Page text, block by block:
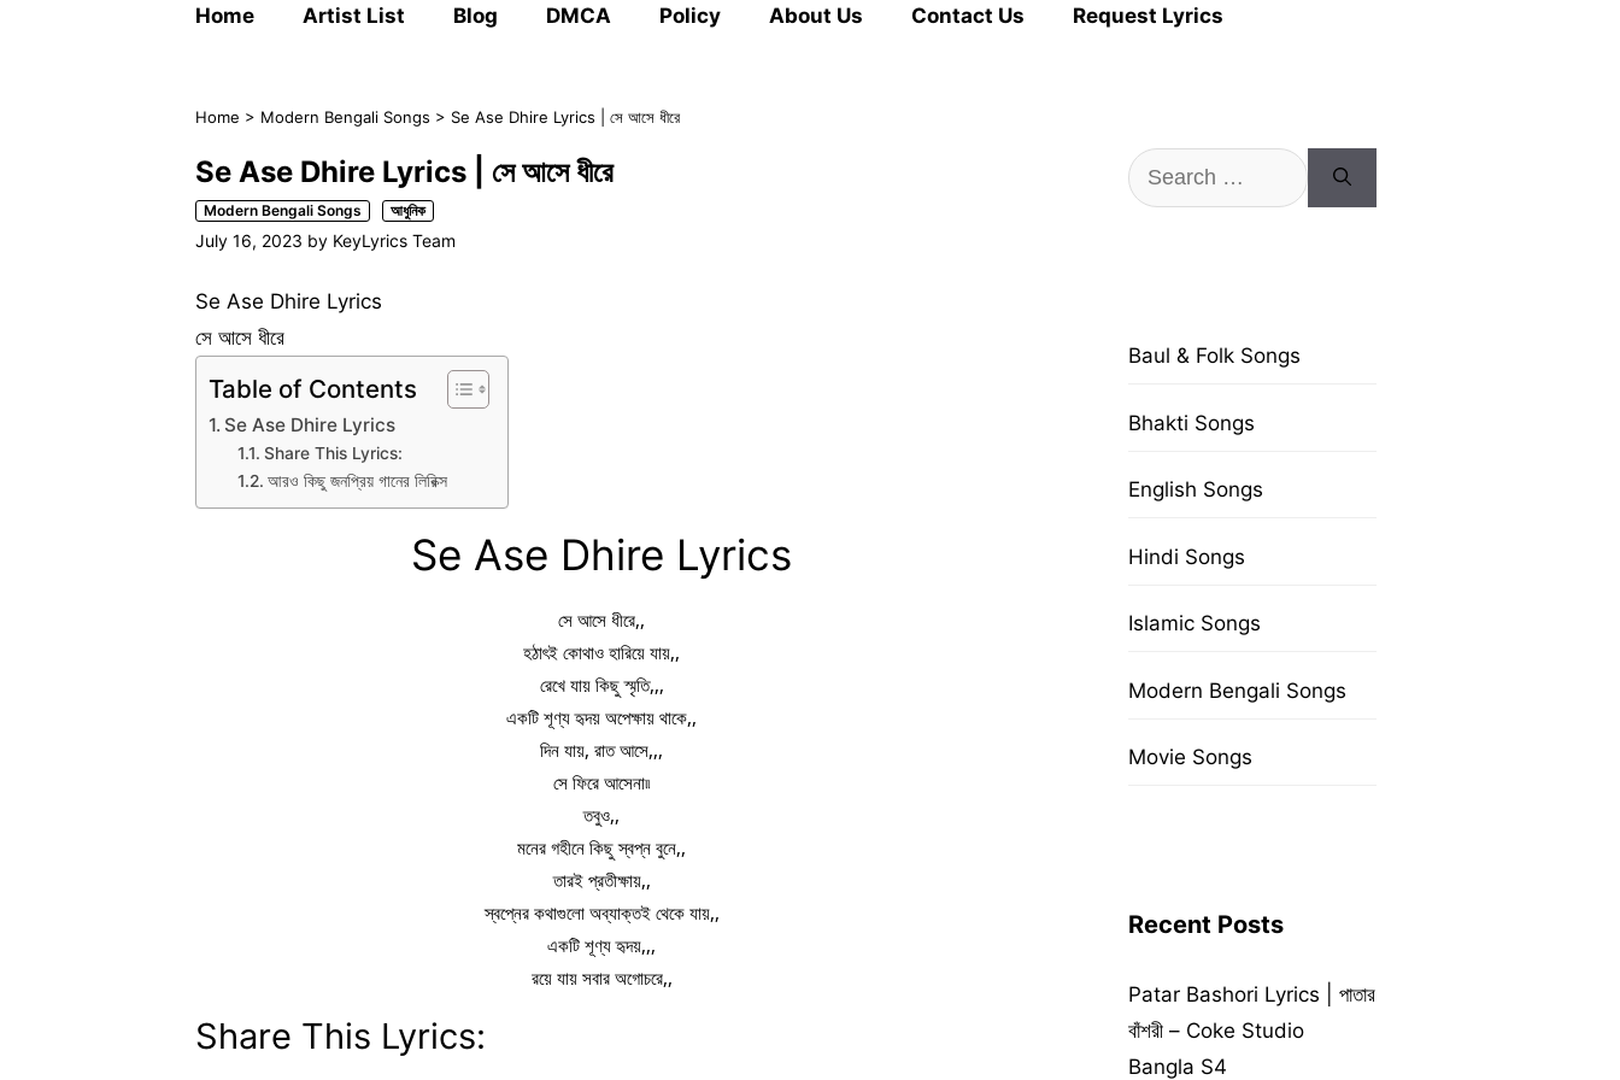
Home Artist List Blog DMCA Policy About Us Contact Us Request Lyrics
Home > Modern Bengali Songs > Se Ase Dhire Lyrics | সে আসে ধীরে
Se Ase Dhire Lyrics | সে আসে ধীরে
Modern Bengali Songs আধুনিক
July 16, 2023 by KeyLyrics Team
Se Ase Dhire Lyrics
সে আসে ধীরে
Table of Contents
Se Ase Dhire Lyrics
Share This Lyrics:
আরও কিছু জনপ্রিয় গানের লিরিক্স
Se Ase Dhire Lyrics
সে আসে ধীরে,,
হঠাৎই কোথাও হারিয়ে যায়,,
রেখে যায় কিছু স্মৃতি,,,
একটি শূণ্য হৃদয় অপেক্ষায় থাকে,,
দিন যায়, রাত আসে,,,
সে ফিরে আসেনা৷৷
তবুও,,
মনের গহীনে কিছু স্বপ্ন বুনে,,
তারই প্রতীক্ষায়,,
স্বপ্নের কথাগুলো অব্যাক্তই থেকে যায়,,
একটি শূণ্য হৃদয়,,,
রয়ে যায় সবার অগোচরে,,
Share This Lyrics:
Search
for:
Baul & Folk Songs
Bhakti Songs
English Songs
Hindi Songs
Islamic Songs
Modern Bengali Songs
Movie Songs
Recent Posts
Patar Bashori Lyrics | পাতার
বাঁশরী – Coke Studio
Bangla S4